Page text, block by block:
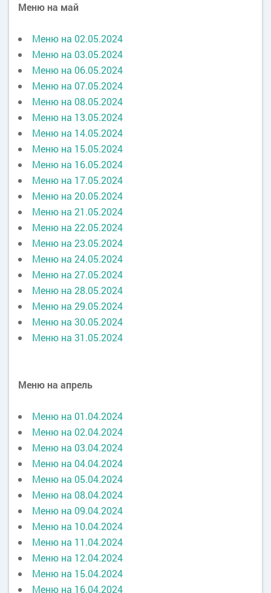
Меню на май
Меню на 02.05.2024
Меню на 03.05.2024
Меню на 06.05.2024
Меню на 07.05.2024
Меню на 08.05.2024
Меню на 13.05.2024
Меню на 14.05.2024
Меню на 15.05.2024
Меню на 16.05.2024
Меню на 17.05.2024
Меню на 20.05.2024
Меню на 21.05.2024
Меню на 22.05.2024
Меню на 23.05.2024
Меню на 24.05.2024
Меню на 27.05.2024
Меню на 28.05.2024
Меню на 29.05.2024
Меню на 30.05.2024
Меню на 31.05.2024
Меню на апрель
Меню на 01.04.2024
Меню на 02.04.2024
Меню на 03.04.2024
Меню на 04.04.2024
Меню на 05.04.2024
Меню на 08.04.2024
Меню на 09.04.2024
Меню на 10.04.2024
Меню на 11.04.2024
Меню на 12.04.2024
Меню на 15.04.2024
Меню на 16.04.2024